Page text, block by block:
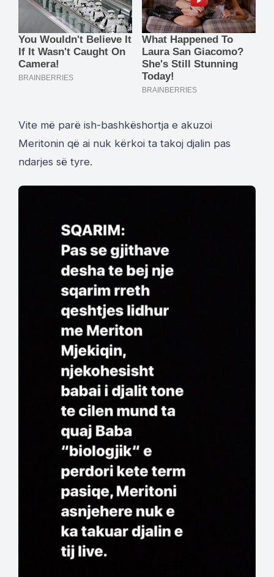
Vite më parë ish-bashkëshortja e akuzoi
Meritonin që ai nuk kërkoi ta takoj djalin pas
ndarjes së tyre.